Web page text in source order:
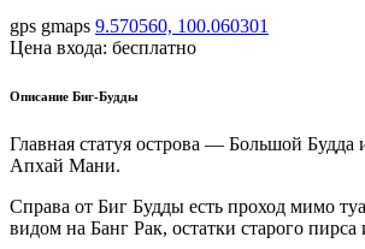
gps gmaps 9.570560, 100.060301
Цена входа: бесплатно
Описание Биг-Будды
Главная статуя острова — Большой
Апхай Мани.
Справа от Биг Будды есть проход мимо
видом на Банг Рак, остатки старого